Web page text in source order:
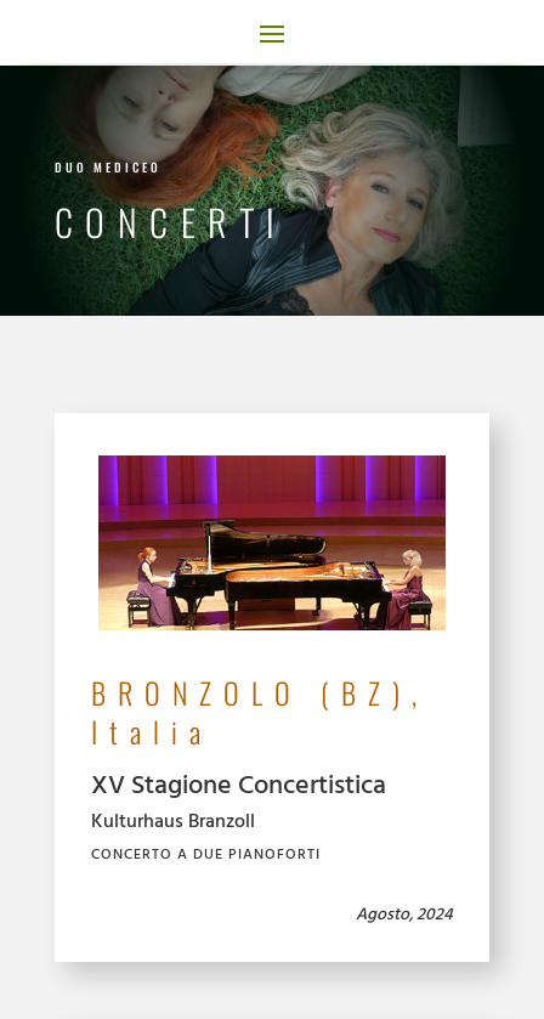
DUO MEDICEO
CONCERTI
BRONZOLO (BZ),
Italia
XV Stagione Concertistica
Kulturhaus Branzoll
CONCERTO A DUE PIANOFORTI
Agosto, 2024